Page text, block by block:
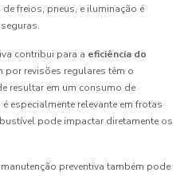
freios, pneus, e iluminação é
contribui para a eficiência do
por revisões regulares têm o
resultar em um consumo de
especialmente relevante em frotas
pode impactar diretamente os
preventiva também pode